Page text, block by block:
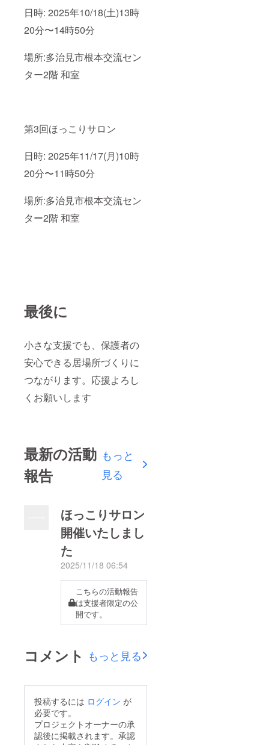
日時: 2025年10/18(土)13時
20分〜14時50分
場所:多治見市根本交流セン
ター2階 和室
第3回ほっこりサロン
日時: 2025年11/17(月)10時
20分〜11時50分
場所:多治見市根本交流セン
ター2階 和室
最後に
小さな支援でも、保護者の
安心できる居場所づくりに
つながります。応援よろし
くお願いします
最新の活動
報告
もっと
見る
ほっこりサロン
開催いたしまし
た
2025/11/18 06:54
こちらの活動報告
は支援者限定の公
開です。
コメント もっと見る
投稿するには ログイン が
必要です。
プロジェクトオーナーの承
認後に掲載されます。承認